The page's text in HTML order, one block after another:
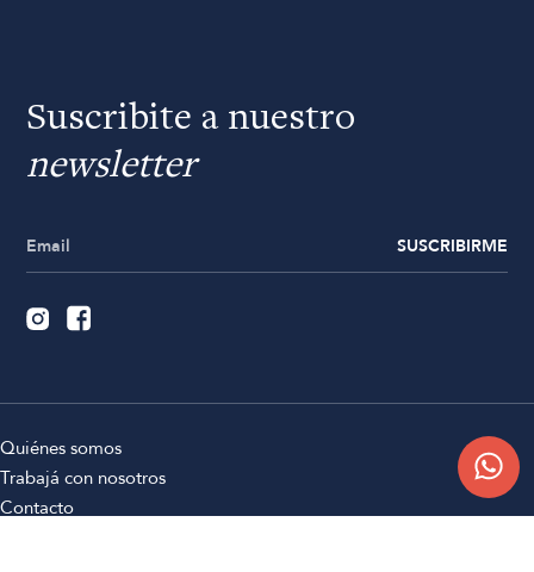
Suscribite a nuestro
newsletter
SUSCRIBIRME
Quiénes somos
Trabajá con nosotros
Contacto